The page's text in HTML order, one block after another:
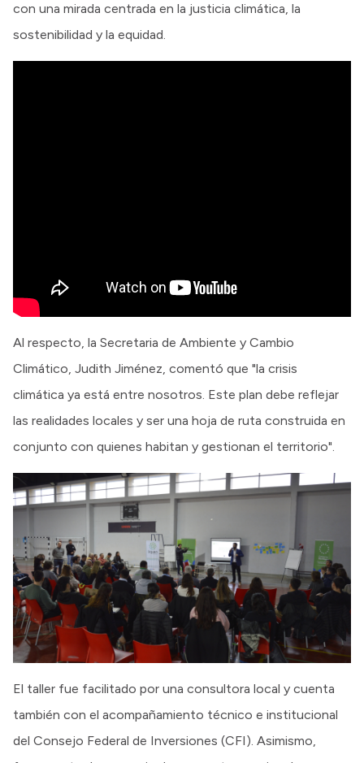
con una mirada centrada en la justicia climática, la
sostenibilidad y la equidad.
Al respecto, la Secretaria de Ambiente y Cambio
Climático, Judith Jiménez, comentó que "la crisis
climática ya está entre nosotros. Este plan debe reflejar
las realidades locales y ser una hoja de ruta construida en
conjunto con quienes habitan y gestionan el territorio".
El taller fue facilitado por una consultora local y cuenta
también con el acompañamiento técnico e institucional
del Consejo Federal de Inversiones (CFI). Asimismo,